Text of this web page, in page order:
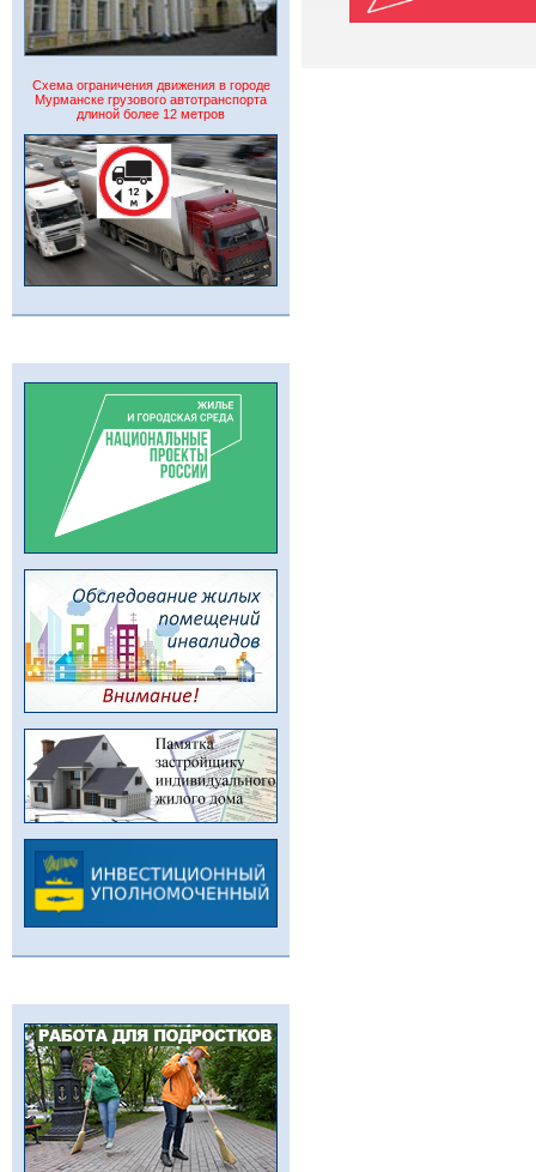
Схема ограничения движения в городе
Мурманске грузового автотранспорта
длиной более 12 метров